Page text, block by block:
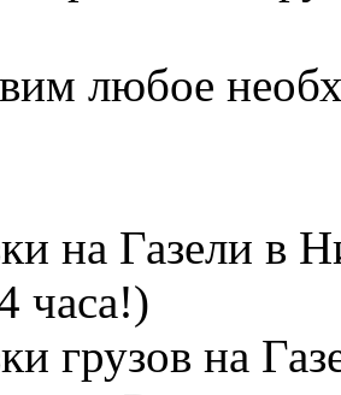
любое
на Газели в
часа!)
грузов на